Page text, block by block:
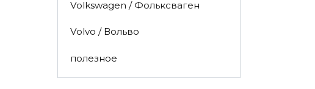
Volkswagen / Фольксваген
Volvo / Вольво
полезное